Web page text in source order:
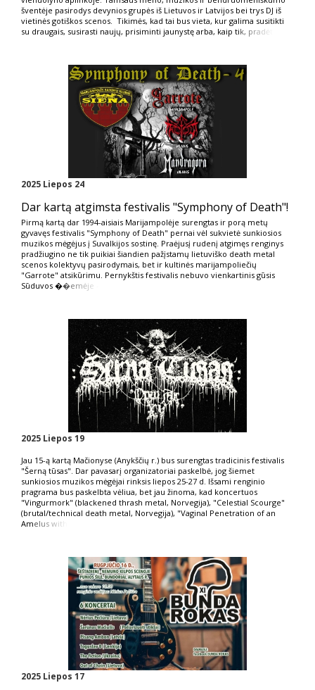
šventėje pasirodys devynios grupės iš Lietuvos ir Latvijos bei trys DJ iš
vietinės gotiškos scenos. Tikimės, kad tai bus vieta, kur galima susitikti
su draugais, susirasti naujų, prisiminti jaunystę arba, kaip tik, pradėt
2025 Liepos 24
Dar kartą atgimsta festivalis "Symphony of Death"!
Pirmą kartą dar 1994-aisiais Marijampolėje surengtas ir porą metų
gyvavęs festivalis "Symphony of Death" pernai vėl sukvietė sunkiosios
muzikos mėgėjus į Suvalkijos sostinę. Praėjusį rudenį atgimęs renginys
pradžiugino ne tik puikiai šiandien pažįstamų lietuviško death metal
scenos kolektyvų pasirodymais, bet ir kultinės marijampoliečių
"Garrote" atsikūrimu. Pernykštis festivalis nebuvo vienkartinis gūsis
Sūduvos ��emėje -
2025 Liepos 19
Jau 15-ą kartą Mačionyse (Anykščių r.) bus surengtas tradicinis festivalis
"Šerną tūsas". Dar pavasarį organizatoriai paskelbė, jog šiemet
sunkiosios muzikos mėgėjai rinksis liepos 25-27 d. Išsami renginio
pragrama bus paskelbta vėliua, bet jau žinoma, kad koncertuos
"Vingurmork" (blackened thrash metal, Norvegija), "Celestial Scourge"
(brutal/technical death metal, Norvegija), "Vaginal Penetration of an
Amelus with
2025 Liepos 17